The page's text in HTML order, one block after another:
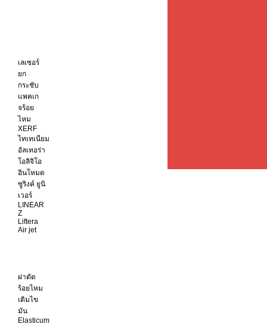
เลเซอร์
ยก
กระชับ
แพคเก
จร้อย
ไหม
XERF
ไทเทเนียม
อัลเทอร่า
โอลิจิโอ
อินโหมด
ซูริงค์ ยูนิ
เวอร์
LINEAR
Z
Liftera
Air jet
ผ่าตัด
ร้อยไหม
เติมไข
มัน
Elasticum